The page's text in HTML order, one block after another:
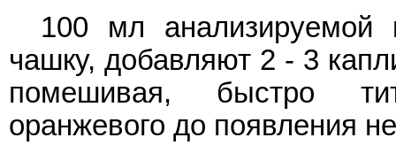
100 мл
чашку, добавляют 2 - 3
помешивая, быстро
оранжевого до появления